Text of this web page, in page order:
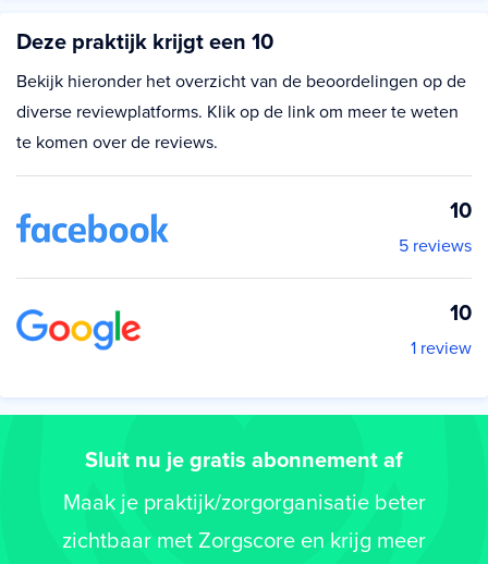
Deze praktijk krijgt een 10
Bekijk hieronder het overzicht van de beoordelingen op de
diverse reviewplatforms. Klik op de link om meer te weten
te komen over de reviews.
10
5 reviews
10
1 review
Sluit nu je gratis abonnement af
Maak je praktijk/zorgorganisatie beter
zichtbaar met Zorgscore en krijg meer